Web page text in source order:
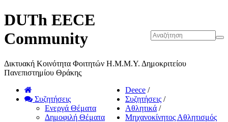
DUTh EECE
Community
Δικτυακή Κοινότητα Φοιτητών Η.Μ.Μ.Υ. Δημοκριτείου
Πανεπιστημίου Θράκης
Συζητήσεις
Ενεργά Θέματα
Δημοφιλή Θέματα
Deece /
Συζητήσεις /
Αθλητικά /
Μηχανοκίνητος Αθλητισμός